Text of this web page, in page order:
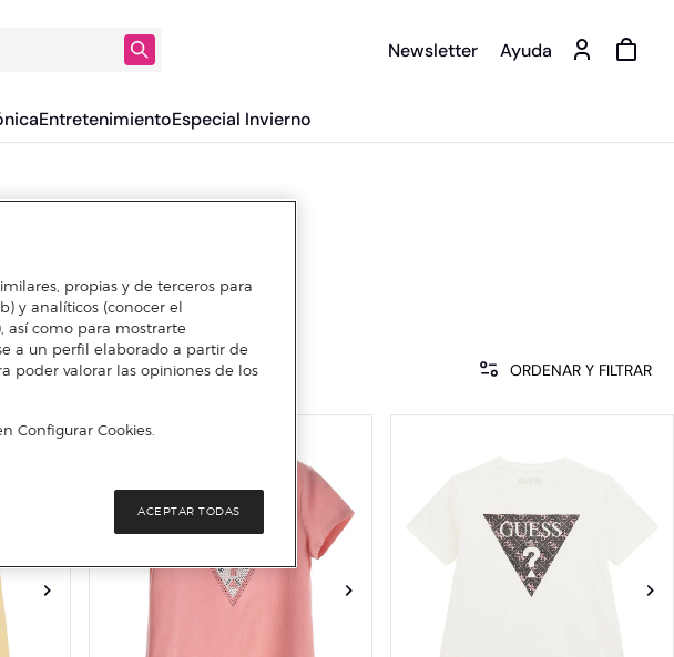
Newsletter Ayuda
EntretenimientoEspecial Invierno
ORDENAR Y FILTRAR
propias y de terceros para
y analíticos (conocer el
así como para mostrarte
a un perfil elaborado a partir de
poder valorar las opiniones de los
Configurar Cookies.
ACEPTAR TODAS